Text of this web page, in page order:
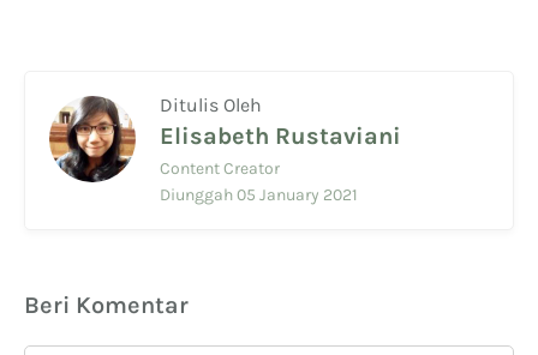
Ditulis Oleh
Elisabeth Rustaviani
Content Creator
Diunggah 05 January 2021
Beri Komentar